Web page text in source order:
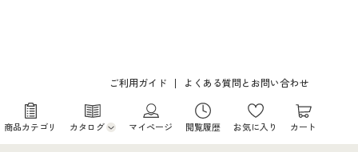
ご利用ガイド よくある質問とお問い合わせ
商品カテゴリ カタログ マイページ 閲覧履歴 お気に入り カート